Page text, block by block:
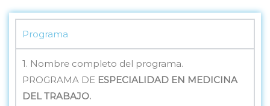
Programa
1. Nombre completo del programa.
PROGRAMA DE ESPECIALIDAD EN MEDICINA
DEL TRABAJO.